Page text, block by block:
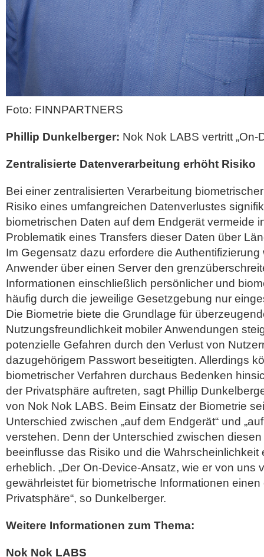
Foto: FINNPARTNERS
Phillip Dunkelberger: Nok Nok LABS vertritt „On-
Zentralisierte Datenverarbeitung erhöht Risiko
Bei einer zentralisierten Verarbeitung
Risiko eines umfangreichen Datenverlustes
biometrischen Daten auf dem Endgerät vermeide
Problematik eines Transfers dieser Daten über
Im Gegensatz dazu erfordere die Authentifizierung
Anwender über einen Server den
Informationen einschließlich persönlicher und
häufig durch die jeweilige Gesetzgebung nur
Die Biometrie biete die Grundlage für
Nutzungsfreundlichkeit mobiler Anwendungen
potenzielle Gefahren durch den Verlust von
dazugehörigem Passwort beseitigten. Allerdings
biometrischer Verfahren durchaus Bedenken
der Privatsphäre auftreten, sagt Phillip
von Nok Nok LABS. Beim Einsatz der Biometrie
Unterschied zwischen „auf dem Endgerät“ und
verstehen. Denn der Unterschied zwischen
beeinflusse das Risiko und die
erheblich. „Der On-Device-Ansatz, wie er von uns
gewährleistet für biometrische Informationen
Privatsphäre“, so Dunkelberger.
Weitere Informationen zum Thema:
Nok Nok LABS